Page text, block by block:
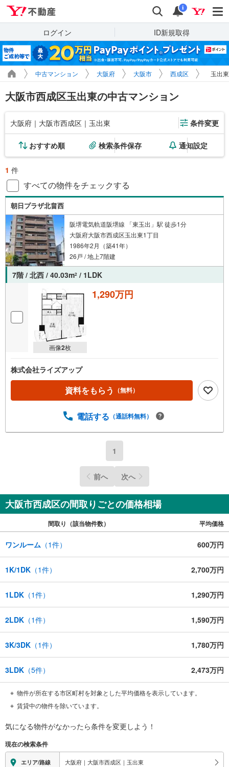
検索 通知
i
ログイン ID新規取得
中古マンション 大阪府 大阪市 西成区 玉出
大阪市西成区玉出東の中古マンション
大阪府｜大阪市西成区｜玉出東 条件変更
おすすめ順 検索条件保存 通知設定
1 件
すべての物件をチェックする
朝日プラザ北畠西
阪堺電気軌道阪堺線 「東玉出」駅 徒歩1分
大阪府大阪市西成区玉出東1丁目
1986年2月（築41年）
26戸 / 地上7階建
7階 / 北西 / 40.03m2 / 1LDK
画像2枚
1,290万円
株式会社ライズアップ
資料をもらう （無料）
電話する （通話料無料）
1
前へ 次へ
大阪市西成区の間取りごとの価格相場
間取り（該当物件数） 平均価格
ワンルーム （1件） 600万円
1K/1DK （1件） 2,700万円
1LDK （1件） 1,290万円
2LDK （1件） 1,590万円
3K/3DK （1件） 1,780万円
3LDK （5件） 2,473万円
物件が所在する市区町村を対象とした平均価格を表示しています。
賃貸中の物件を除いています。
気になる物件がなかったら条件を変更しよう！
現在の検索条件
エリア/路線 大阪府｜大阪市西成区｜玉出東